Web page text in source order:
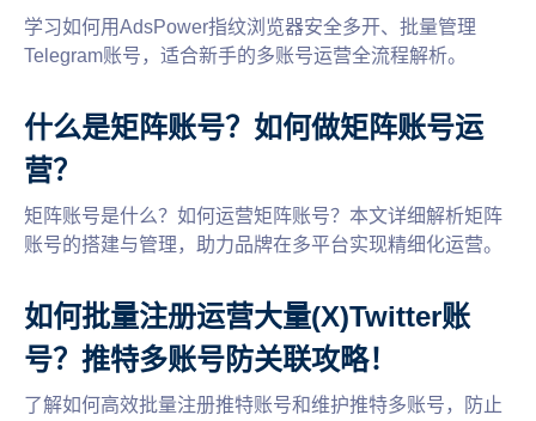
学习如何用AdsPower指纹浏览器安全多开、批量管理
Telegram账号，适合新手的多账号运营全流程解析。
什么是矩阵账号？如何做矩阵账号运
营？
矩阵账号是什么？如何运营矩阵账号？本文详细解析矩阵
账号的搭建与管理，助力品牌在多平台实现精细化运营。
如何批量注册运营大量(X)Twitter账
号？推特多账号防关联攻略！
了解如何高效批量注册推特账号和维护推特多账号，防止